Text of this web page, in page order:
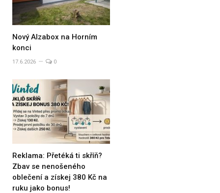
Nový Alzabox na Horním
konci
17.6.2026 0
Reklama: Přetéká ti skříň?
Zbav se nenošeného
oblečení a získej 380 Kč na
ruku jako bonus!